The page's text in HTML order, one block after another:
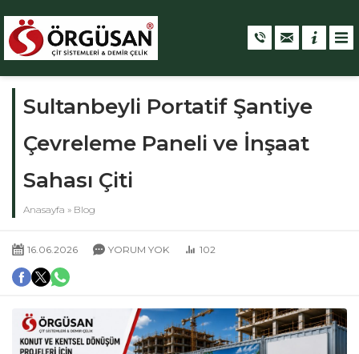
Sultanbeyli Portatif Şantiye
Çevreleme Paneli ve İnşaat
Sahası Çiti
Anasayfa » Blog
16.06.2026 YORUM YOK 102